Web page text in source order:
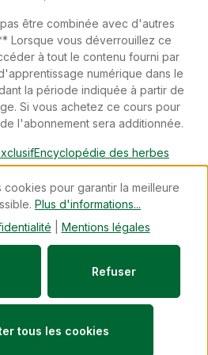
être combinée avec d'autres
Lorsque vous déverrouillez ce
à tout le contenu fourni par
numérique dans le
la période indiquée à partir de
Si vous achetez ce cours pour
l'abonnement sera additionnée.
- with byZenit Design
Encyclopédie des herbes
conseiller spécialiséNewsletter
un contrat
cookies pour garantir la meilleure
Plus d'informations...
Mentions légales
Refuser
tous les cookies